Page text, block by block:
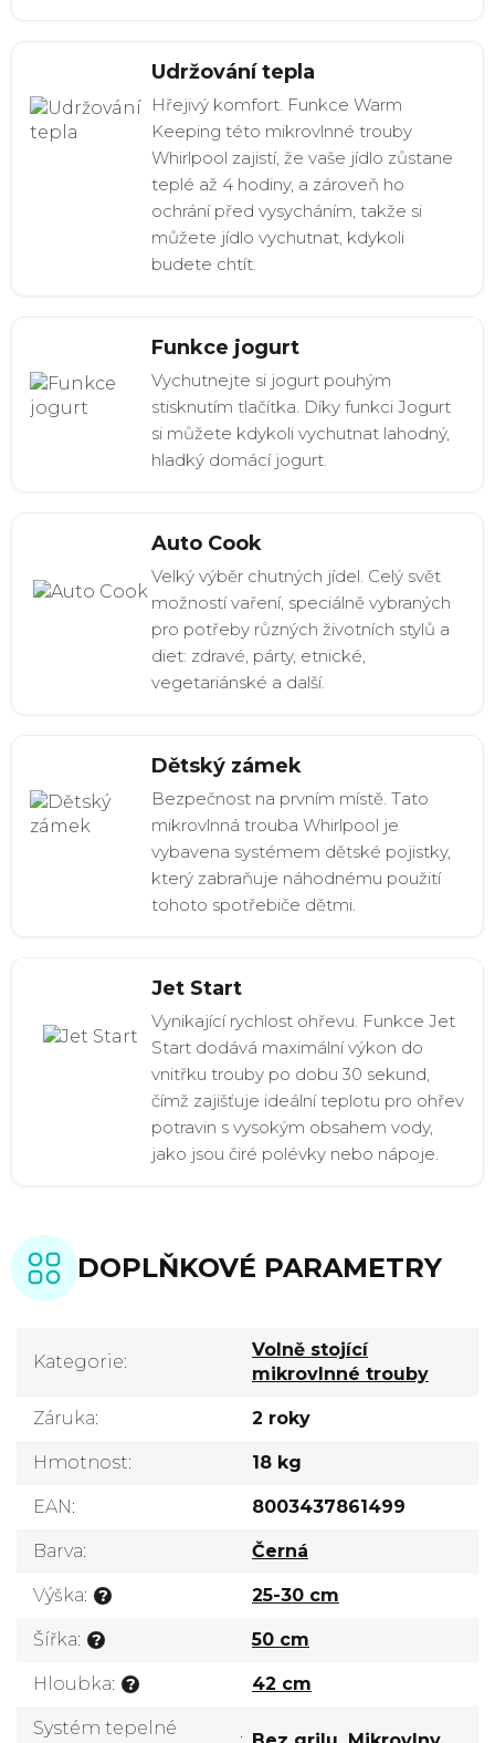
Udržování tepla
Hřejivý komfort. Funkce Warm
Keeping této mikrovlnné trouby
Whirlpool zajistí, že vaše jídlo zůstane
teplé až 4 hodiny, a zároveň ho
ochrání před vysycháním, takže si
můžete jídlo vychutnat, kdykoli
budete chtít.
Funkce jogurt
Vychutnejte si jogurt pouhým
stisknutím tlačítka. Díky funkci Jogurt
si můžete kdykoli vychutnat lahodný,
hladký domácí jogurt.
Auto Cook
Velký výběr chutných jídel. Celý svět
možností vaření, speciálně vybraných
pro potřeby různých životních stylů a
diet: zdravé, párty, etnické,
vegetariánské a další.
Dětský zámek
Bezpečnost na prvním místě. Tato
mikrovlnná trouba Whirlpool je
vybavena systémem dětské pojistky,
který zabraňuje náhodnému použití
tohoto spotřebiče dětmi.
Jet Start
Vynikající rychlost ohřevu. Funkce Jet
Start dodává maximální výkon do
vnitřku trouby po dobu 30 sekund,
čímž zajišťuje ideální teplotu pro ohřev
potravin s vysokým obsahem vody,
jako jsou čiré polévky nebo nápoje.
DOPLŇKOVÉ PARAMETRY
Kategorie:
Volně stojící
mikrovlnné trouby
Záruka: 2 roky
Hmotnost: 18 kg
EAN: 8003437861499
Barva: Černá
?
Výška: 25-30 cm
?
Šířka: 50 cm
?
Hloubka: 42 cm
Systém tepelné